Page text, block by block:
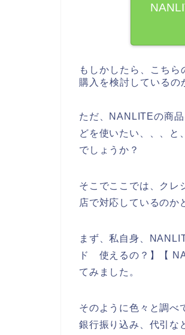
もしかしたら、こち
購入を検討しているの
ただ、NANLITEの商
どを使いたい、、、と
でしょうか？
そこでここでは、クレ
店で対応しているのか
まず、私自身、
ド 使えるの？】【
てみました。
そのように色々と調べ
銀行振り込み、代引な